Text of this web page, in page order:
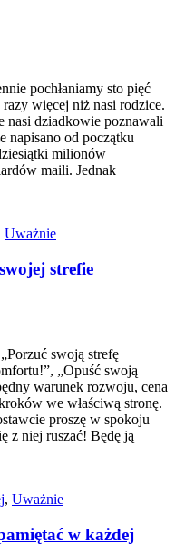
pochłaniamy sto pięć
więcej niż nasi rodzice.
nasi dziadkowie poznawali
napisano od początku
milionów
maili. Jednak
Uważnie
strefie
swoją strefę
„Opuść swoją
warunek rozwoju, cena
we właściwą stronę.
proszę w spokoju
z niej ruszać! Będę ją
, Uważnie
w każdej